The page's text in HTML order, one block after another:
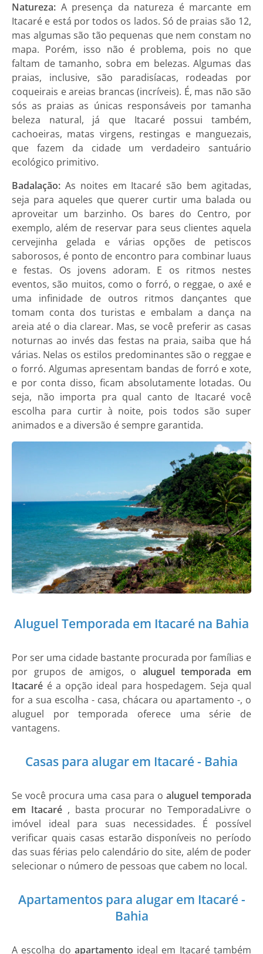
Natureza: A presença da natureza é marcante em
Itacaré e está por todos os lados. Só de praias são 12,
mas algumas são tão pequenas que nem constam no
mapa. Porém, isso não é problema, pois no que
faltam de tamanho, sobra em belezas. Algumas das
praias, inclusive, são paradisíacas, rodeadas por
coqueirais e areias brancas (incríveis). É, mas não são
sós as praias as únicas responsáveis por tamanha
beleza natural, já que Itacaré possui também,
cachoeiras, matas virgens, restingas e manguezais,
que fazem da cidade um verdadeiro santuário
ecológico primitivo.
Badalação: As noites em Itacaré são bem agitadas,
seja para aqueles que querer curtir uma balada ou
aproveitar um barzinho. Os bares do Centro, por
exemplo, além de reservar para seus clientes aquela
cervejinha gelada e várias opções de petiscos
saborosos, é ponto de encontro para combinar luaus
e festas. Os jovens adoram. E os ritmos nestes
eventos, são muitos, como o forró, o reggae, o axé e
uma infinidade de outros ritmos dançantes que
tomam conta dos turistas e embalam a dança na
areia até o dia clarear. Mas, se você preferir as casas
noturnas ao invés das festas na praia, saiba que há
várias. Nelas os estilos predominantes são o reggae e
o forró. Algumas apresentam bandas de forró e xote,
e por conta disso, ficam absolutamente lotadas. Ou
seja, não importa pra qual canto de Itacaré você
escolha para curtir à noite, pois todos são super
animados e a diversão é sempre garantida.
Aluguel Temporada em Itacaré na Bahia
Por ser uma cidade bastante procurada por famílias e
por grupos de amigos, o aluguel temporada em
Itacaré é a opção ideal para hospedagem. Seja qual
for a sua escolha - casa, chácara ou apartamento -, o
aluguel por temporada oferece uma série de
vantagens.
Casas para alugar em Itacaré - Bahia
Se você procura uma casa para o aluguel temporada
em Itacaré , basta procurar no TemporadaLivre o
imóvel ideal para suas necessidades. É possível
verificar quais casas estarão disponíveis no período
das suas férias pelo calendário do site, além de poder
selecionar o número de pessoas que cabem no local.
Apartamentos para alugar em Itacaré -
Bahia
A escolha do apartamento ideal em Itacaré também